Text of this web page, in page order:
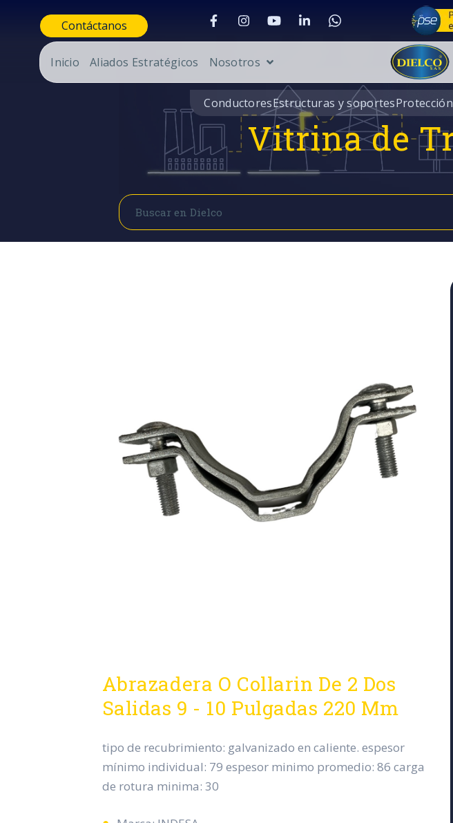
Contáctanos
Inicio Aliados Estratégicos Nosotros
ConductoresEstructuras y soportes
Vitrina de
Buscar
Abrazadera O Collarin De 2 Dos
Salidas 9 - 10 Pulgadas 220 Mm
tipo de recubrimiento: galvanizado en caliente. espesor
mínimo individual: 79 espesor minimo promedio: 86 carga
de rotura minima: 30